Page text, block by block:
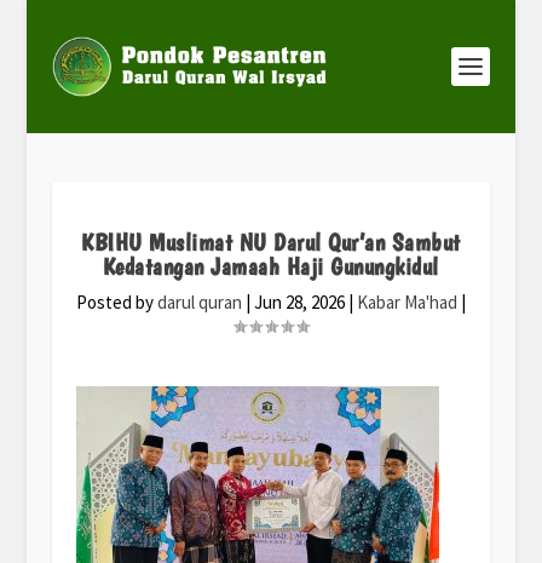
KBIHU Muslimat NU Darul Qur’an Sambut
Kedatangan Jamaah Haji Gunungkidul
Posted bydarul quran | Jun 28, 2026| Kabar Ma'had |